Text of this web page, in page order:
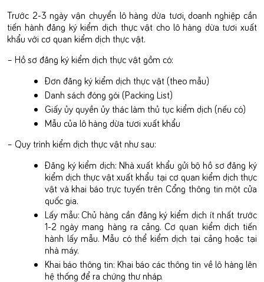
Trước 2-3 ngày vận chuyển lô hàng dừa tươi, doanh nghiệp cần
tiến hành đăng ký kiểm dịch thực vật cho lô hàng dừa tươi xuất
khẩu với cơ quan kiểm dịch thực vật.
– Hồ sơ đăng ký kiểm dịch thực vật gồm có:
Đơn đăng ký kiểm dịch thực vật (theo mẫu)
Danh sách đóng gói (Packing List)
Giấy ủy quyền ủy thác làm thủ tục kiểm dịch (nếu có)
Mẫu của lô hàng dừa tươi xuất khẩu
– Quy trình kiểm dịch thực vật như sau:
Đăng ký kiểm dịch: Nhà xuất khẩu gửi bộ hồ sơ đăng ký
kiểm dịch thực vật xuất khẩu tại cơ quan kiểm dịch thực
vật và khai báo trực tuyến trên Cổng thông tin một cửa
quốc gia.
Lấy mẫu: Chủ hàng cần đăng ký kiểm dịch ít nhất trước
1-2 ngày mang hàng ra cảng. Cơ quan kiểm dịch tiến
hành lấy mẫu. Mẫu có thể kiểm dịch tại cảng hoặc tại
nhà máy.
Khai báo thông tin: Khai báo các thông tin về lô hàng lên
hệ thống để ra chứng thư nháp.